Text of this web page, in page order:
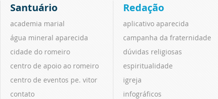
Santuário
academia marial
água mineral aparecida
cidade do romeiro
centro de apoio ao romeiro
centro de eventos pe. vitor
contato
Redação
aplicativo aparecida
campanha da fraternidade
dúvidas religiosas
espiritualidade
igreja
infográficos